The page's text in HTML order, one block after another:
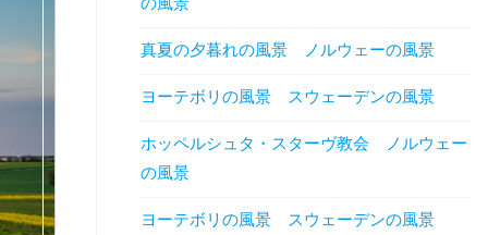
真夏の夕暮れの風景 ノルウェーの風景
ヨーテボリの風景 スウェーデンの風景
ホッペルシュタ・スターヴ教会 ノルウェー
の風景
ヨーテボリの風景 スウェーデンの風景